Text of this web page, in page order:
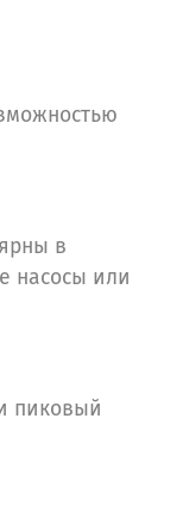
в
насосы или
пиковый